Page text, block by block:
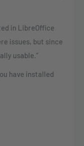
in LibreOffice
issues, but since
usable.”
have installed